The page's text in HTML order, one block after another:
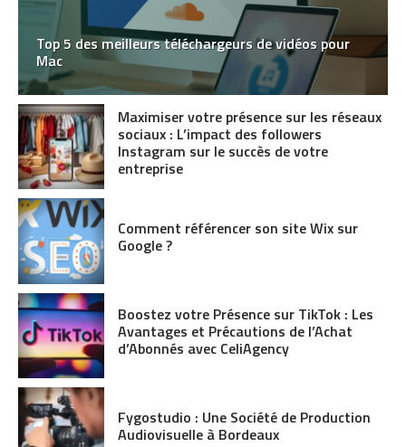
Top 5 des meilleurs téléchargeurs de vidéos pour
Mac
Maximiser votre présence sur les réseaux
sociaux : L’impact des followers
Instagram sur le succès de votre
entreprise
Comment référencer son site Wix sur
Google ?
Boostez votre Présence sur TikTok : Les
Avantages et Précautions de l’Achat
d’Abonnés avec CeliAgency
Fygostudio : Une Société de Production
Audiovisuelle à Bordeaux